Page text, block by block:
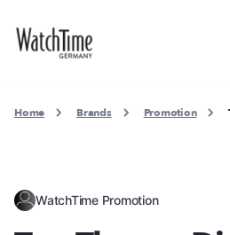
Home Brands Promotion
WatchTime Promotion